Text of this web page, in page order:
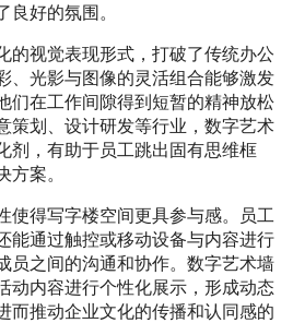
良好的氛围。
的视觉表现形式，打破了传统办公
、光影与图像的灵活组合能够激发
们在工作间隙得到短暂的精神放松
策划、设计研发等行业，数字艺术
剂，有助于员工跳出固有思维框
方案。
使得写字楼空间更具参与感。员工
能通过触控或移动设备与内容进行
员之间的沟通和协作。数字艺术墙
动内容进行个性化展示，形成动态
而推动企业文化的传播和认同感的